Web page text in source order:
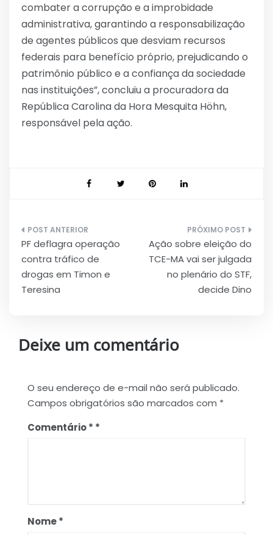
combater a corrupção e a improbidade
administrativa, garantindo a responsabilização
de agentes públicos que desviam recursos
federais para benefício próprio, prejudicando o
patrimônio público e a confiança da sociedade
nas instituições”, concluiu a procuradora da
República Carolina da Hora Mesquita Höhn,
responsável pela ação.
Navegação
de
Post
PF deflagra operação
contra tráfico de
drogas em Timon e
Teresina
Ação sobre eleição do
TCE-MA vai ser julgada
no plenário do STF,
decide Dino
Deixe um comentário
O seu endereço de e-mail não será publicado.
Campos obrigatórios são marcados com *
Comentário*
Nome*